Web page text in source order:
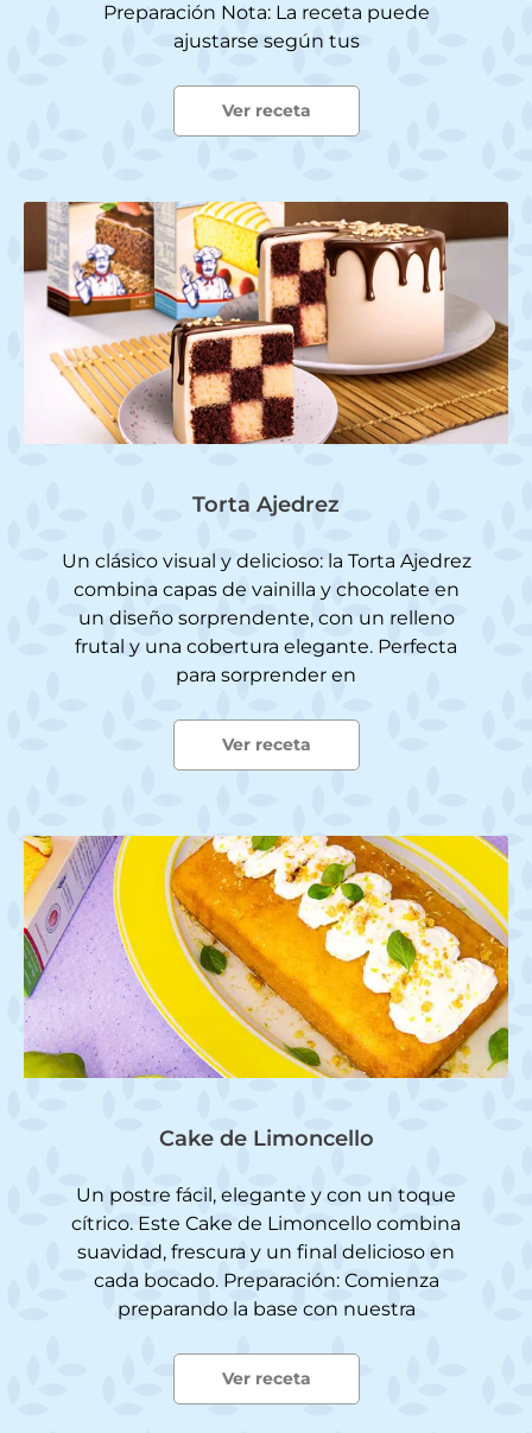
Preparación Nota: La receta puede
ajustarse según tus
Ver receta
Torta Ajedrez
Un clásico visual y delicioso: la Torta Ajedrez
combina capas de vainilla y chocolate en
un diseño sorprendente, con un relleno
frutal y una cobertura elegante. Perfecta
para sorprender en
Ver receta
Cake de Limoncello
Un postre fácil, elegante y con un toque
cítrico. Este Cake de Limoncello combina
suavidad, frescura y un final delicioso en
cada bocado. Preparación: Comienza
preparando la base con nuestra
Ver receta